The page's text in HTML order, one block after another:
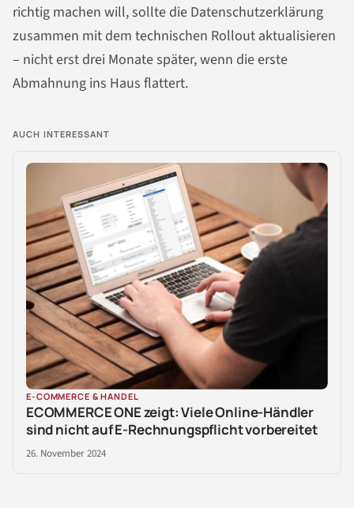
richtig machen will, sollte die Datenschutzerklärung
zusammen mit dem technischen Rollout aktualisieren
– nicht erst drei Monate später, wenn die erste
Abmahnung ins Haus flattert.
AUCH INTERESSANT
E-COMMERCE & HANDEL
ECOMMERCE ONE zeigt: Viele Online-Händler
sind nicht auf E-Rechnungspflicht vorbereitet
26. November 2024